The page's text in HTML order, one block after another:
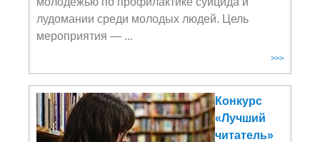
лудомании среди молодых людей. Цель
мероприятия — ...
>>>
Конкурс
«Лучший
читатель»